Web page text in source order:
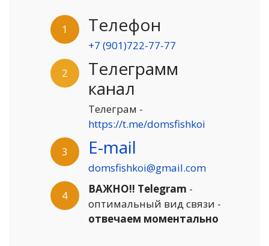
1 Телефон
+7 (901)722-77-77
2
Телеграмм
канал
Телеграм -
https://t.me/domsfishkoi
3
E-mail
domsfishkoi@gmail.com
4
ВАЖНО!! Telegram -
оптимальный вид связи -
отвечаем моментально